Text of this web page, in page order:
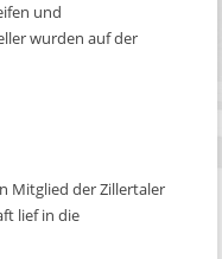
und
wurden auf der
Mitglied der Zillertaler
lief in die